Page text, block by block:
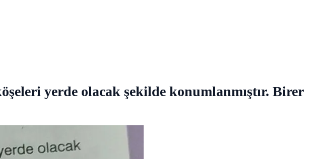
yerde olacak şekilde konumlanmıştır. Birer